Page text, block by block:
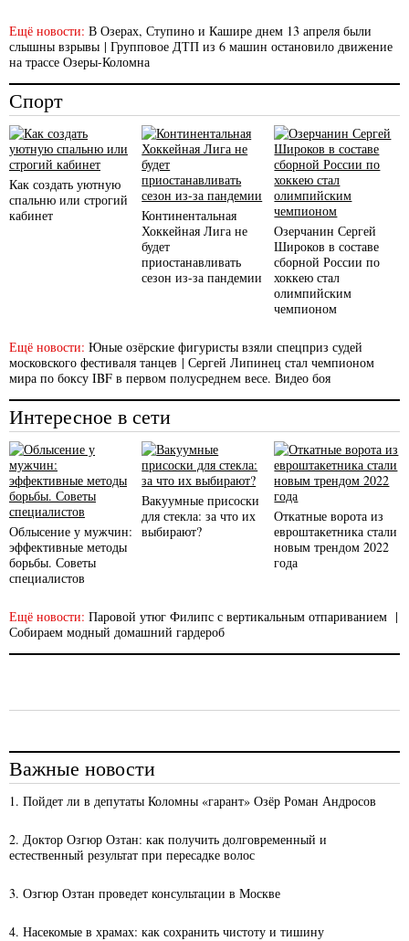
Ещё новости: В Озерах, Ступино и Кашире днем 13 апреля были
слышны взрывы | Групповое ДТП из 6 машин остановило движение
на трассе Озеры-Коломна
Спорт
Как создать уютную
спальню или строгий
кабинет
Континентальная
Хоккейная Лига не
будет
приостанавливать
сезон из-за пандемии
Озерчанин Сергей
Широков в составе
сборной России по
хоккею стал
олимпийским
чемпионом
Ещё новости: Юные озёрские фигуристы взяли спецприз судей
московского фестиваля танцев | Сергей Липинец стал чемпионом
мира по боксу IBF в первом полусреднем весе. Видео боя
Интересное в сети
Облысение у мужчин:
эффективные методы
борьбы. Советы
специалистов
Вакуумные присоски
для стекла: за что их
выбирают?
Откатные ворота из
евроштакетника стали
новым трендом 2022
года
Ещё новости: Паровой утюг Филипс с вертикальным отпариванием |
Собираем модный домашний гардероб
Важные новости
1. Пойдет ли в депутаты Коломны «гарант» Озёр Роман Андросов
2. Доктор Озгюр Озтан: как получить долговременный и
естественный результат при пересадке волос
3. Озгюр Озтан проведет консультации в Москве
4. Насекомые в храмах: как сохранить чистоту и тишину